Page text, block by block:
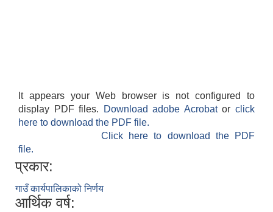
It appears your Web browser is not configured to
display PDF files.
Download adobe Acrobatorclick
here to download the PDF file.
Click here to download the PDF
file.
प्रकार:
गाउँ कार्यपालिकाको निर्णय
आर्थिक वर्ष: